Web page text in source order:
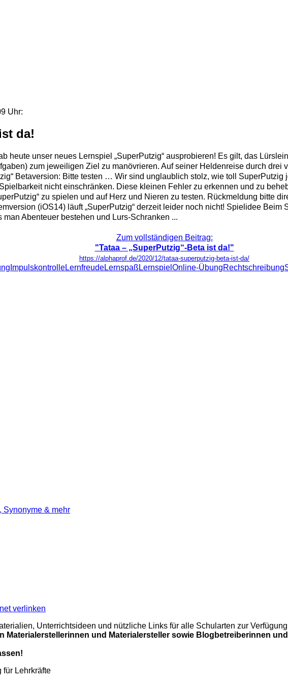
Uhr:
da!
heute unser neues Lernspiel „SuperPutzig“ ausprobieren! Es gilt, das
zum jeweiligen Ziel zu manövrieren. Auf seiner Heldenreise durch drei
Betaversion: Bitte testen … Wir sind unglaublich stolz, wie toll
nicht einschränken. Diese kleinen Fehler zu erkennen und zu
zu spielen und auf Herz und Nieren zu testen. Rückmeldung bitte
(iOS14) läuft „SuperPutzig“ derzeit leider noch nicht! Spielidee Beim
Abenteuer bestehen und Lurs-Schranken ...
Zum vollständigen Beitrag:
"Tataa – „SuperPutzig“-Beta ist da!"
https://alphaprof.de/2020/12/tataa-superputzig-beta-ist-da/
ImpulskontrolleLernfreudeLernspaß Lernspiel Online-ÜbungRechtschreibung
Synonyme & mehr
verlinken
Unterrichtsideen und nützliche Links für alle Schularten zur
Materialerstellerinnen und Materialersteller sowie Blogbetreiberinnen
für Lehrkräfte